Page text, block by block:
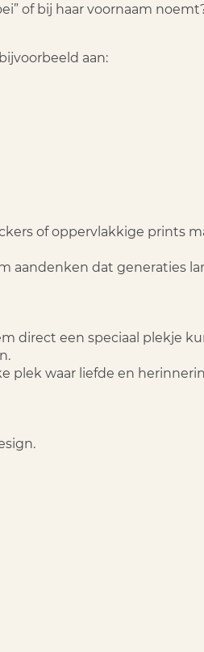
of bij haar voornaam
aan:
of oppervlakkige prints
aandenken dat generaties
direct een speciaal plekje
plek waar liefde en